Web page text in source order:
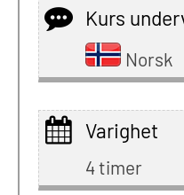
Kurs
Norsk
Varighet
4 timer